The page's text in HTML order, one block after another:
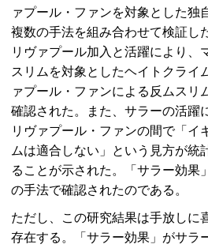
ァプール・ファンを対象とした独
複数の手法を組み合わせて検証し
リヴァプール加入と活躍により、
スリムを対象としたヘイトクライ
ァプール・ファンによる反ムスリ
確認された。また、サラーの活躍
リヴァプール・ファンの間で「イ
ムは適合しない」という見方が統
ることが示された。「サラー効果
の手法で確認されたのである。
ただし、この研究結果は手放しに
存在する。「サラー効果」がサラ